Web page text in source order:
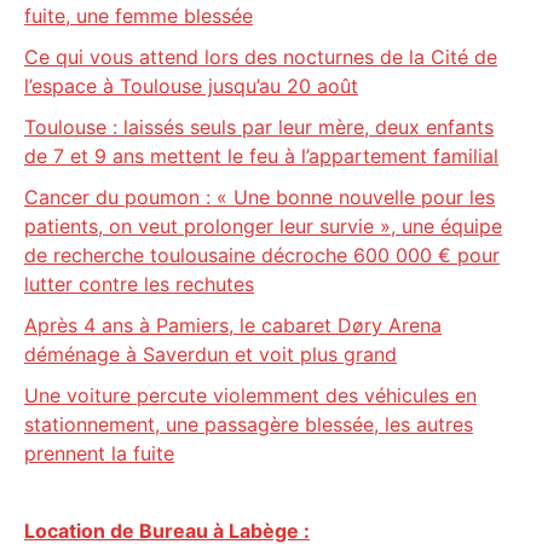
fuite, une femme blessée
Ce qui vous attend lors des nocturnes de la Cité de
l’espace à Toulouse jusqu’au 20 août
Toulouse : laissés seuls par leur mère, deux enfants
de 7 et 9 ans mettent le feu à l’appartement familial
Cancer du poumon : « Une bonne nouvelle pour les
patients, on veut prolonger leur survie », une équipe
de recherche toulousaine décroche 600 000 € pour
lutter contre les rechutes
Après 4 ans à Pamiers, le cabaret Døry Arena
déménage à Saverdun et voit plus grand
Une voiture percute violemment des véhicules en
stationnement, une passagère blessée, les autres
prennent la fuite
Location de Bureau à Labège :